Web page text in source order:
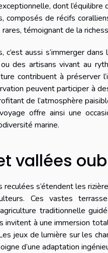
dont
composés de récifs
témoignant de la
c’est aussi s’immerger
des artisans vivant au
contribuent à préserver
peuvent participer à
de l’atmosphère
offre ainsi une
marine.
vallées
s’étendent les
Ces vastes
traditionnelle
invitent à une immersion
jeux de lumière sur les
d’une adaptation